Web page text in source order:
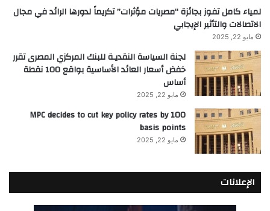
لمياء كامل تفوز بجائزة “مصريات مؤثرات” تكريماً لدورها الرائد في مجال
الاتصالات والتأثير الإيجابي
مايو 22, 2025
لجنة السياسة النقديـة للبنك المركزي المصرى تقرر
خفض أسعار العائد الأساسية بواقع 100 نقطة
أساس
مايو 22, 2025
MPC decides to cut key policy rates by 100
basis points
مايو 22, 2025
الإعلانات